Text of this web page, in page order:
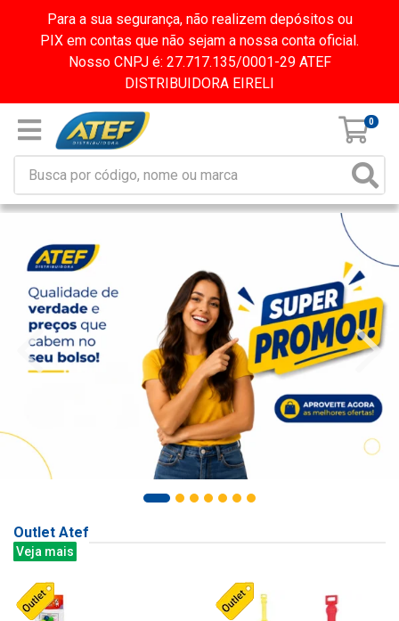
Para a sua segurança, não realizem depósitos ou
PIX em contas que não sejam a nossa conta oficial.
Nosso CNPJ é: 27.717.135/0001-29 ATEF
DISTRIBUIDORA EIRELI
0
Outlet Atef
Veja mais